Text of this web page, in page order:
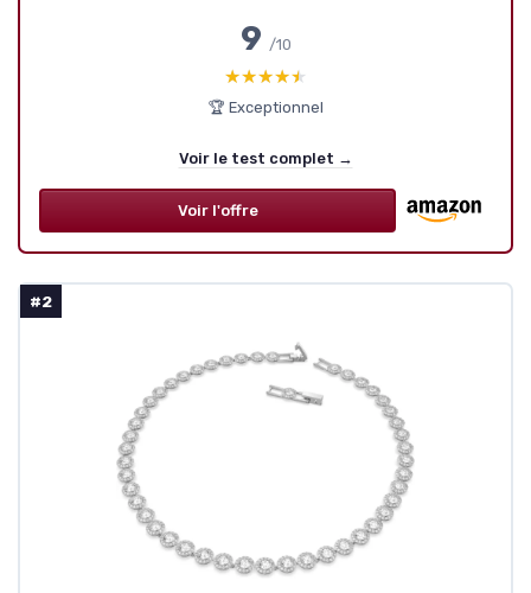
9 /10
★★★★★
★★★★★
🏆 Exceptionnel
Voir le test complet →
Voir l'offre
#2